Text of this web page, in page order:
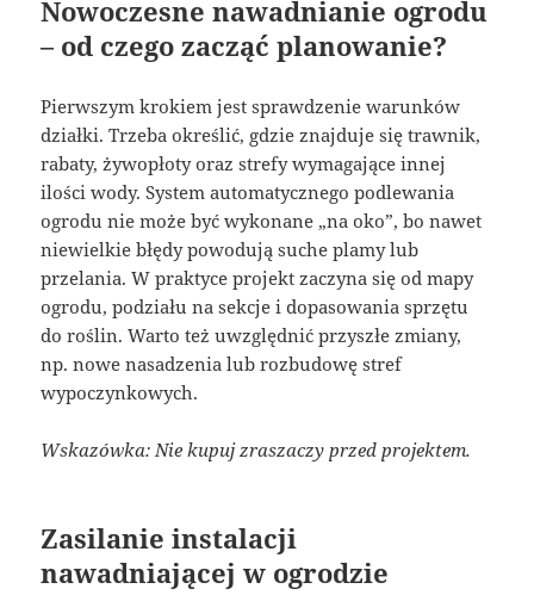
Nowoczesne nawadnianie ogrodu
– od czego zacząć planowanie?
Pierwszym krokiem jest sprawdzenie warunków
działki. Trzeba określić, gdzie znajduje się trawnik,
rabaty, żywopłoty oraz strefy wymagające innej
ilości wody. System automatycznego podlewania
ogrodu nie może być wykonane „na oko”, bo nawet
niewielkie błędy powodują suche plamy lub
przelania. W praktyce projekt zaczyna się od mapy
ogrodu, podziału na sekcje i dopasowania sprzętu
do roślin. Warto też uwzględnić przyszłe zmiany,
np. nowe nasadzenia lub rozbudowę stref
wypoczynkowych.
Wskazówka: Nie kupuj zraszaczy przed projektem.
Zasilanie instalacji
nawadniającej w ogrodzie